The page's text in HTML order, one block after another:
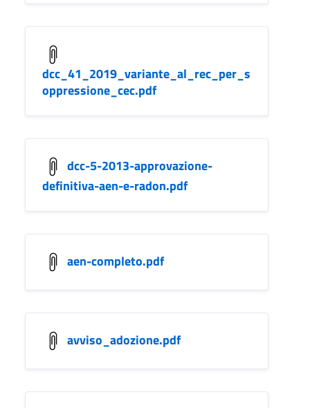
dcc_41_2019_variante_al_rec_per_s
oppressione_cec.pdf
dcc-5-2013-approvazione-
definitiva-aen-e-radon.pdf
aen-completo.pdf
avviso_adozione.pdf